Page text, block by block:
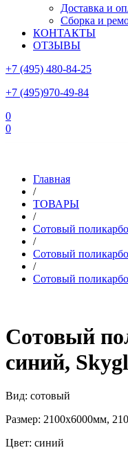
Доставка и
Сборка и
КОНТАКТЫ
ОТЗЫВЫ
+7 (495) 480-84-25
+7 (495)970-49-84
0
0
Главная
/
ТОВАРЫ
/
Сотовый
/
Сотовый
/
Сотовый
Сотовый
синий,
Вид: сотовый
Размер: 2100х6000мм,
Цвет: синий